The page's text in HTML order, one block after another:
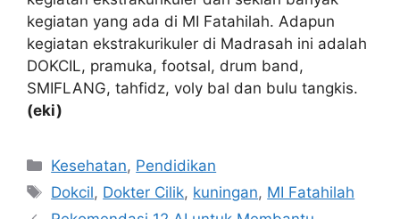
kegiatan yang ada di MI Fatahilah. Adapun
kegiatan ekstrakurikuler di Madrasah ini adalah
DOKCIL, pramuka, footsal, drum band,
SMIFLANG, tahfidz, voly bal dan bulu tangkis.
(eki)
Kategori
Kesehatan, Pendidikan
Tag
Dokcil, Dokter Cilik, kuningan, MI Fatahilah